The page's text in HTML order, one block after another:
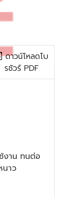
ดาวน์โหลดโบ
รชัวร์ PDF
งาน ทนต่อ
นาว